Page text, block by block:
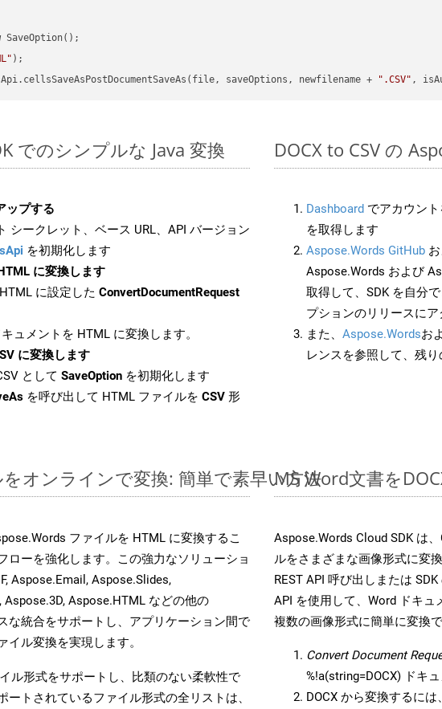
SaveOption();
);
saveOptions, newfilename +
".CSV" ,
でのシンプルな Java 変換
ップする
シークレット、ベース URL、API バージョン
を初期化します
に変換します
に設定した ConvertDocumentRequest
ュメントを HTML に変換します。
に変換します
として SaveOption を初期化します
を呼び出して HTML ファイルを CSV 形
DOCX to CSV の
Dashboard でアカウン
を取得します
Aspose.Words GitHub
Aspose.Words および
取得して、SDK を自分
プションのリリースにア
また、 Aspose.Wordsお
レンスを参照して、残
オンラインで変換: 簡単で素早い方法
ファイルを HTML に変換するこ
ローを強化します。この強力なソリューショ
Aspose.Email, Aspose.Slides,
Aspose.HTML などの他の
な統合をサポートし、アプリケーション間で
ル変換を実現します。
ル形式をサポートし、比類のない柔軟性で
トされているファイル形式の全リストは、
MS Word文書を
Aspose.Words Cloud SDK は
ルをさまざまな画像形式に変
REST API 呼び出しまたは
API を使用して、Word ドキュ
複数の画像形式に簡単に変換で
Convert Document
%!a(string=DOCX) ドキ
DOCX から変換するに